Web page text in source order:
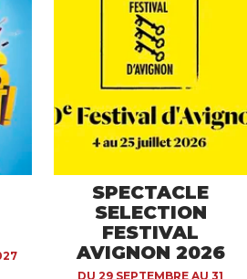
SPECTACLE
SELECTION
FESTIVAL
AVIGNON 2026
DU 29 SEPTEMBRE AU 31